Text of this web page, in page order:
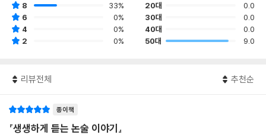
8
33%
6
0%
4
0%
2
0%
20대
0.0
30대
0.0
40대
0.0
50대
9.0
리뷰전체 추천순
종이책
『생생하게 듣는 논술 이야기』